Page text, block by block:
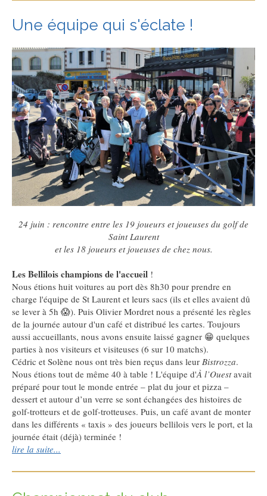
Une équipe qui s'éclate !
24 juin : rencontre entre les 19 joueurs et joueuses du golf de
Saint Laurent
et les 18 joueurs et joueuses de chez nous.
Les Bellilois champions de l'accueil !
Nous étions huit voitures au port dès 8h30 pour prendre en
charge l'équipe de St Laurent et leurs sacs (ils et elles avaient dû
se lever à 5h 😱). Puis Olivier Mordret nous a présenté les règles
de la journée autour d'un café et distribué les cartes. Toujours
aussi accueillants, nous avons ensuite laissé gagner 😁 quelques
parties à nos visiteurs et visiteuses (6 sur 10 matchs).
Cédric et Solène nous ont très bien reçus dans leur Bistrozza.
Nous étions tout de même 40 à table ! L'équipe d'À l’Ouestavait
préparé pour tout le monde entrée – plat du jour et pizza –
dessert et autour d’un verre se sont échangées des histoires de
golf-trotteurs et de golf-trotteuses. Puis, un café avant de monter
dans les différents « taxis » des joueurs bellilois vers le port, et la
journée était (déjà) terminée !
lire la suite...